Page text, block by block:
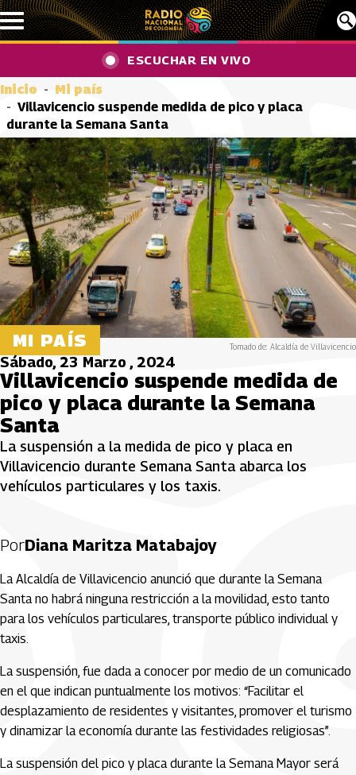
Pasar al contenido principal
ESCUCHAR EN VIVO
Inicio
Mi país
Villavicencio suspende medida de pico y placa
durante la Semana Santa
MI PAÍS Tomado de: Alcaldía de Villavicencio
Sábado, 23 Marzo , 2024
Villavicencio suspende medida de
pico y placa durante la Semana
Santa
La suspensión a la medida de pico y placa en
Villavicencio durante Semana Santa abarca los
vehículos particulares y los taxis.
PorDiana Maritza Matabajoy
La Alcaldía de Villavicencio anunció que durante la Semana
Santa no habrá ninguna restricción a la movilidad, esto tanto
para los vehículos particulares, transporte público individual y
taxis.
La suspensión, fue dada a conocer por medio de un comunicado
en el que indican puntualmente los motivos: “Facilitar el
desplazamiento de residentes y visitantes, promover el turismo
y dinamizar la economía durante las festividades religiosas”.
La suspensión del pico y placa durante la Semana Mayor será